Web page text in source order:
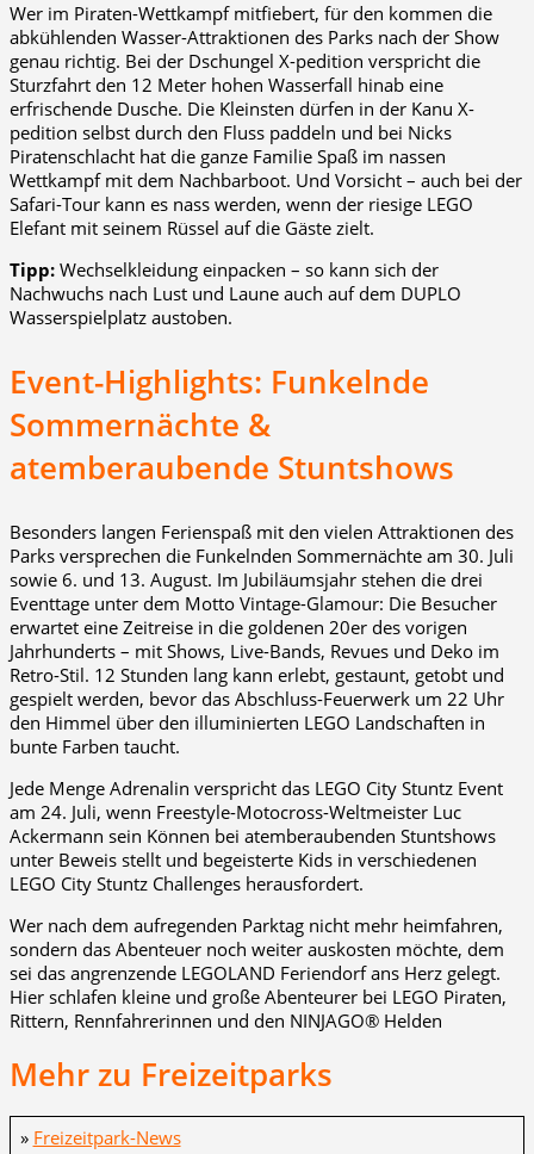
Wer im Piraten-Wettkampf mitfiebert, für den kommen die
abkühlenden Wasser-Attraktionen des Parks nach der Show
genau richtig. Bei der Dschungel X-pedition verspricht die
Sturzfahrt den 12 Meter hohen Wasserfall hinab eine
erfrischende Dusche. Die Kleinsten dürfen in der Kanu X-
pedition selbst durch den Fluss paddeln und bei Nicks
Piratenschlacht hat die ganze Familie Spaß im nassen
Wettkampf mit dem Nachbarboot. Und Vorsicht – auch bei der
Safari-Tour kann es nass werden, wenn der riesige LEGO
Elefant mit seinem Rüssel auf die Gäste zielt.
Tipp: Wechselkleidung einpacken – so kann sich der
Nachwuchs nach Lust und Laune auch auf dem DUPLO
Wasserspielplatz austoben.
Event-Highlights: Funkelnde
Sommernächte &
atemberaubende Stuntshows
Besonders langen Ferienspaß mit den vielen Attraktionen des
Parks versprechen die Funkelnden Sommernächte am 30. Juli
sowie 6. und 13. August. Im Jubiläumsjahr stehen die drei
Eventtage unter dem Motto Vintage-Glamour: Die Besucher
erwartet eine Zeitreise in die goldenen 20er des vorigen
Jahrhunderts – mit Shows, Live-Bands, Revues und Deko im
Retro-Stil. 12 Stunden lang kann erlebt, gestaunt, getobt und
gespielt werden, bevor das Abschluss-Feuerwerk um 22 Uhr
den Himmel über den illuminierten LEGO Landschaften in
bunte Farben taucht.
Jede Menge Adrenalin verspricht das LEGO City Stuntz Event
am 24. Juli, wenn Freestyle-Motocross-Weltmeister Luc
Ackermann sein Können bei atemberaubenden Stuntshows
unter Beweis stellt und begeisterte Kids in verschiedenen
LEGO City Stuntz Challenges herausfordert.
Wer nach dem aufregenden Parktag nicht mehr heimfahren,
sondern das Abenteuer noch weiter auskosten möchte, dem
sei das angrenzende LEGOLAND Feriendorf ans Herz gelegt.
Hier schlafen kleine und große Abenteurer bei LEGO Piraten,
Rittern, Rennfahrerinnen und den NINJAGO® Helden
Mehr zu Freizeitparks
» Freizeitpark-News